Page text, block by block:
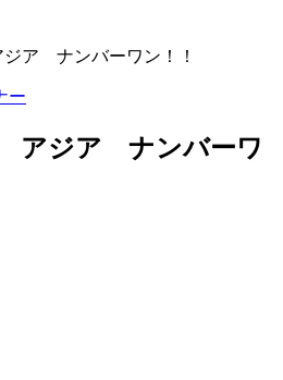
ア ナンバーワン！！
ー
アジア ナンバーワ